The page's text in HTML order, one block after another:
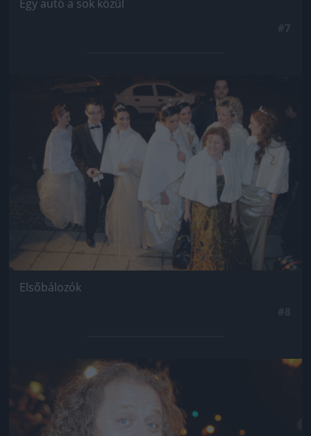
Egy autó a sok közül
Jön még kép!
Elsőbálozók
Jön még kép!